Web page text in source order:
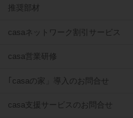
推奨部材
casaネットワーク割引サービス
casa営業研修
｢casaの家」導入のお問合せ
casa支援サービスのお問合せ